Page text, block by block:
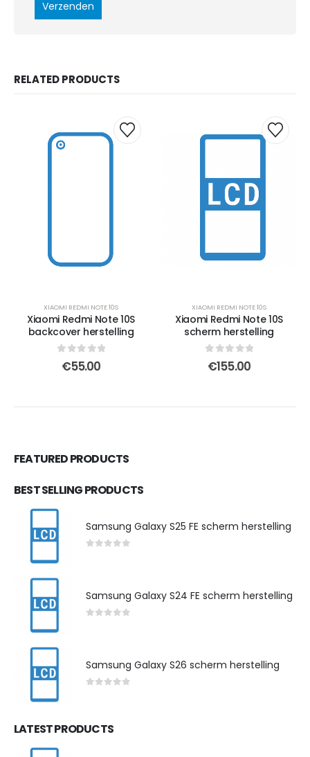
RELATED PRODUCTS
XIAOMI REDMI NOTE 10S
Xiaomi Redmi Note 10S
backcover herstelling
out of 5
€55.00
XIAOMI REDMI NOTE 10S
Xiaomi Redmi Note 10S
scherm herstelling
0out of 5
€155.00
FEATURED PRODUCTS
BEST SELLING PRODUCTS
Samsung Galaxy S25 FE scherm herstelling
Samsung Galaxy S24 FE scherm herstelling
Samsung Galaxy S26 scherm herstelling
LATEST PRODUCTS